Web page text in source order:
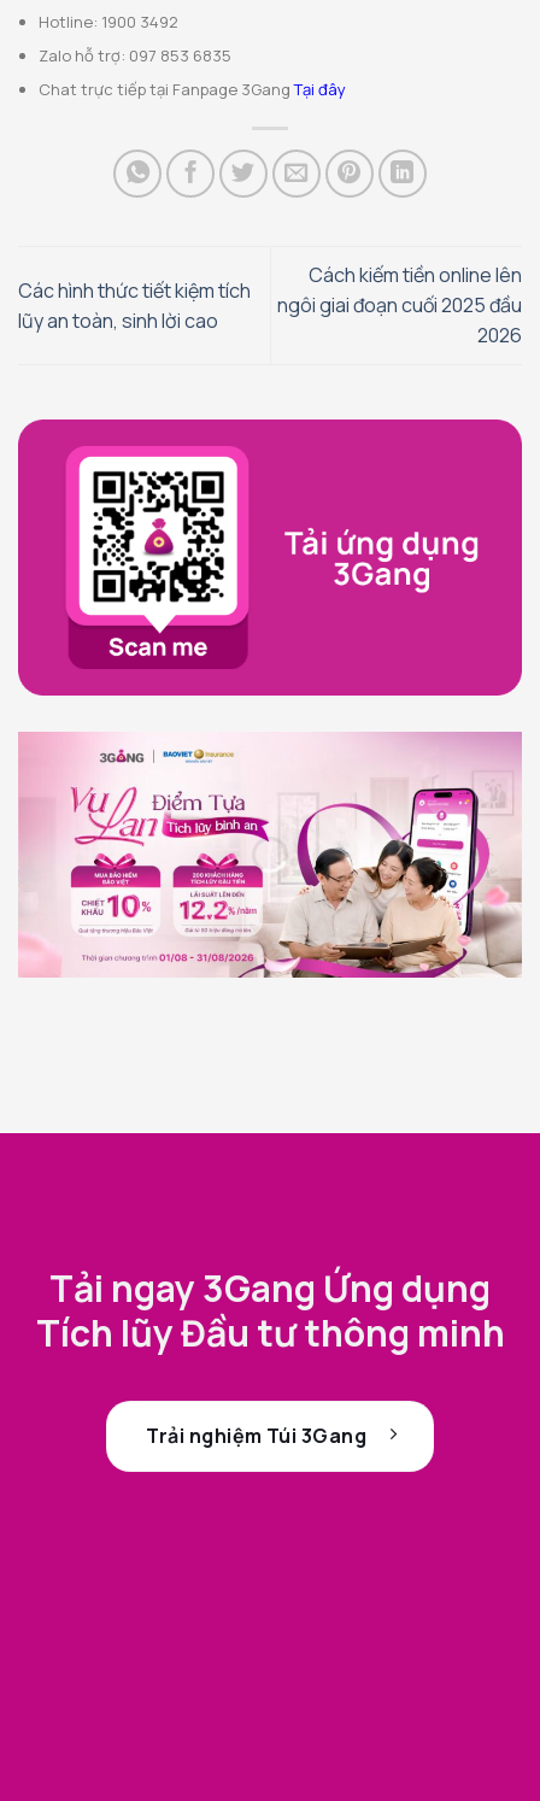
Hotline: 1900 3492
Zalo hỗ trợ: 097 853 6835
Chat trực tiếp tại Fanpage 3GangTại đây
Các hình thức tiết kiệm tích
lũy an toàn, sinh lời cao
Cách kiếm tiền online lên
ngôi giai đoạn cuối 2025 đầu
2026
Tải ngay 3Gang Ứng dụng
Tích lũy Đầu tư thông minh
Trải nghiệm Túi 3Gang